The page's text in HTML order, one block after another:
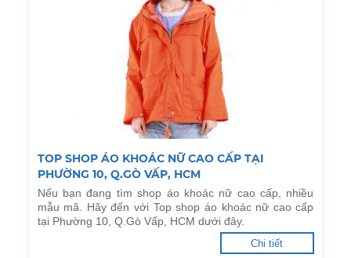
TOP SHOP ÁO KHOÁC NỮ CAO CẤP TẠI
PHƯỜNG 10, Q.GÒ VẤP, HCM
Nếu bạn đang tìm shop áo khoác nữ cao cấp, nhiều
mẫu mã. Hãy đến với Top shop áo khoác nữ cao cấp
tại Phường 10, Q.Gò Vấp, HCM dưới đây.
Chi tiết